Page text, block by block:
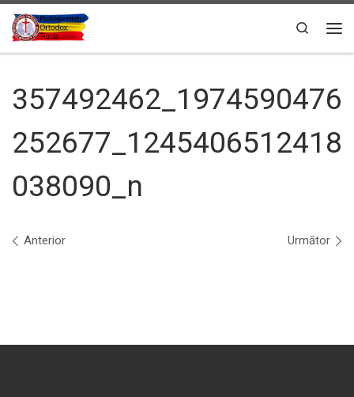
Sari la conținut
Search
357492462_1974590476
252677_1245406512418
038090_n
Navigare în imagini
Anterior Următor